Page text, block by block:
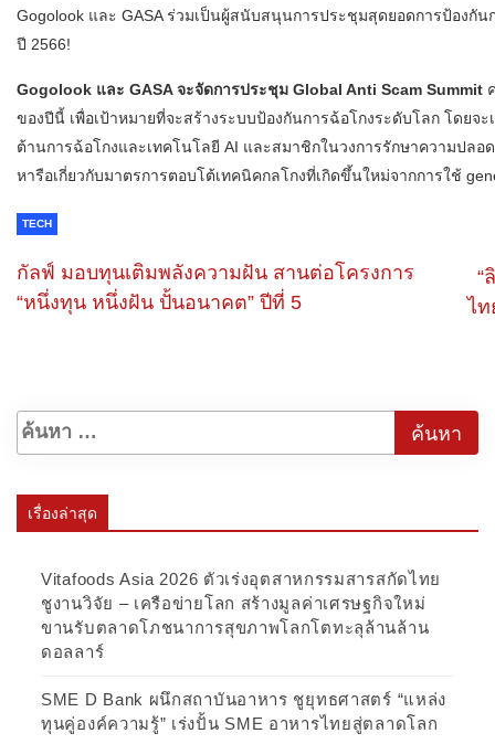
Gogolook และ GASA ร่วมเป็นผู้สนับสนุนการประชุมสุดยอดการป้องกั
ปี 2566!
Gogolook และ GASA จะจัดการประชุม Global Anti Scam Summit
ของปีนี้ เพื่อเป้าหมายที่จะสร้างระบบป้องกันการฉ้อโกงระดับโลก โดย
ต้านการฉ้อโกงและเทคโนโลยี AI และสมาชิกในวงการรักษาความปล
หารือเกี่ยวกับมาตรการตอบโต้เทคนิคกลโกงที่เกิดขึ้นใหม่จากการใช้
TECH
กัลฟ์ มอบทุนเติมพลังความฝัน สานต่อโครงการ
“หนึ่งทุน หนึ่งฝัน ปั้นอนาคต” ปีที่ 5
“
ไท
เรื่องล่าสุด
Vitafoods Asia 2026 ตัวเร่งอุตสาหกรรมสารสกัดไทย
ชูงานวิจัย – เครือข่ายโลก สร้างมูลค่าเศรษฐกิจใหม่
ขานรับตลาดโภชนาการสุขภาพโลกโตทะลุล้านล้าน
ดอลลาร์
SME D Bank ผนึกสถาบันอาหาร ชูยุทธศาสตร์ “แหล่ง
ทุนคู่องค์ความรู้” เร่งปั้น SME อาหารไทยสู่ตลาดโลก